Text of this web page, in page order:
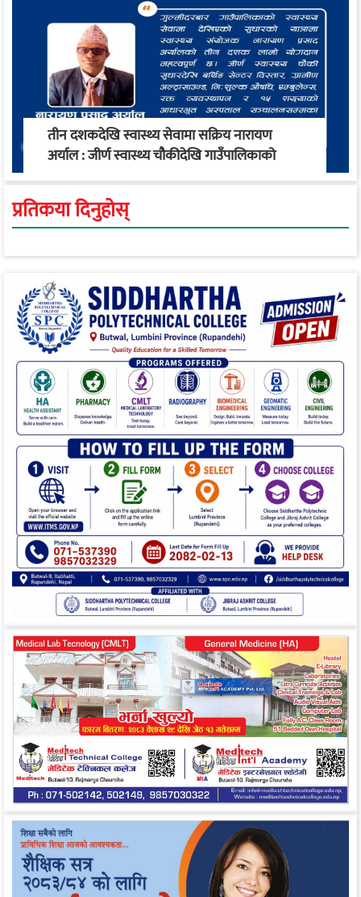
तीन दशकदेखि स्वास्थ्य सेवामा सक्रिय नारायण
अर्याल : जीर्ण स्वास्थ्य चौकीदेखि गाउँपालिकाको
स्वास्थ्य रूपान्तरण सम्म
प्रतिकया दिनुहोस्